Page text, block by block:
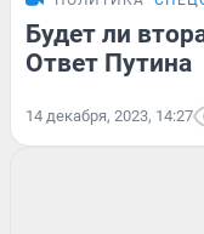
Будет ли
Ответ Путина
14 декабря, 2023, 14:27